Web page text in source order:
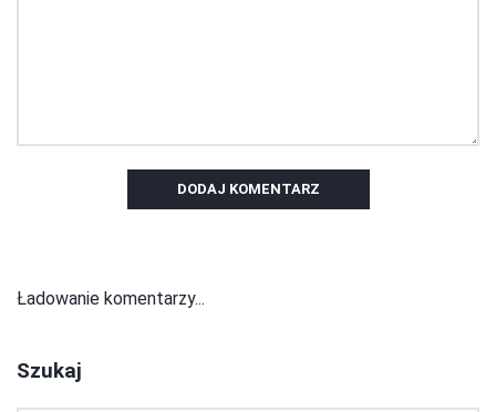
DODAJ KOMENTARZ
Ładowanie komentarzy...
Szukaj